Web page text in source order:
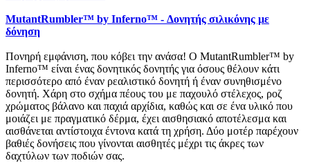
MutantRumbler™ by Inferno™ - Δονητής σιλικόνης με
δόνηση
Πονηρή εμφάνιση, που κόβει την ανάσα! Ο MutantRumbler™ by
Inferno™ είναι ένας δονητικός δονητής για όσους θέλουν κάτι
περισσότερο από έναν ρεαλιστικό δονητή ή έναν συνηθισμένο
δονητή. Χάρη στο σχήμα πέους του με παχουλό στέλεχος, ροζ
χρώματος βάλανο και παχιά αρχίδια, καθώς και σε ένα υλικό που
μοιάζει με πραγματικό δέρμα, έχει αισθησιακό αποτέλεσμα και
αισθάνεται αντίστοιχα έντονα κατά τη χρήση. Δύο μοτέρ παρέχουν
βαθιές δονήσεις που γίνονται αισθητές μέχρι τις άκρες των
δαχτύλων των ποδιών σας.